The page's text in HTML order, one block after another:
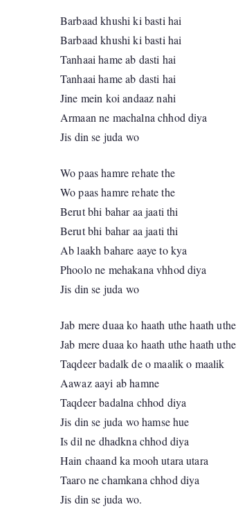
Barbaad khushi ki basti hai
Barbaad khushi ki basti hai
Tanhaai hame ab dasti hai
Tanhaai hame ab dasti hai
Jine mein koi andaaz nahi
Armaan ne machalna chhod diya
Jis din se juda wo
Wo paas hamre rehate the
Wo paas hamre rehate the
Berut bhi bahar aa jaati thi
Berut bhi bahar aa jaati thi
Ab laakh bahare aaye to kya
Phoolo ne mehakana vhhod diya
Jis din se juda wo
Jab mere duaa ko haath uthe haath uthe
Jab mere duaa ko haath uthe haath uthe
Taqdeer badalk de o maalik o maalik
Aawaz aayi ab hamne
Taqdeer badalna chhod diya
Jis din se juda wo hamse hue
Is dil ne dhadkna chhod diya
Hain chaand ka mooh utara utara
Taaro ne chamkana chhod diya
Jis din se juda wo.